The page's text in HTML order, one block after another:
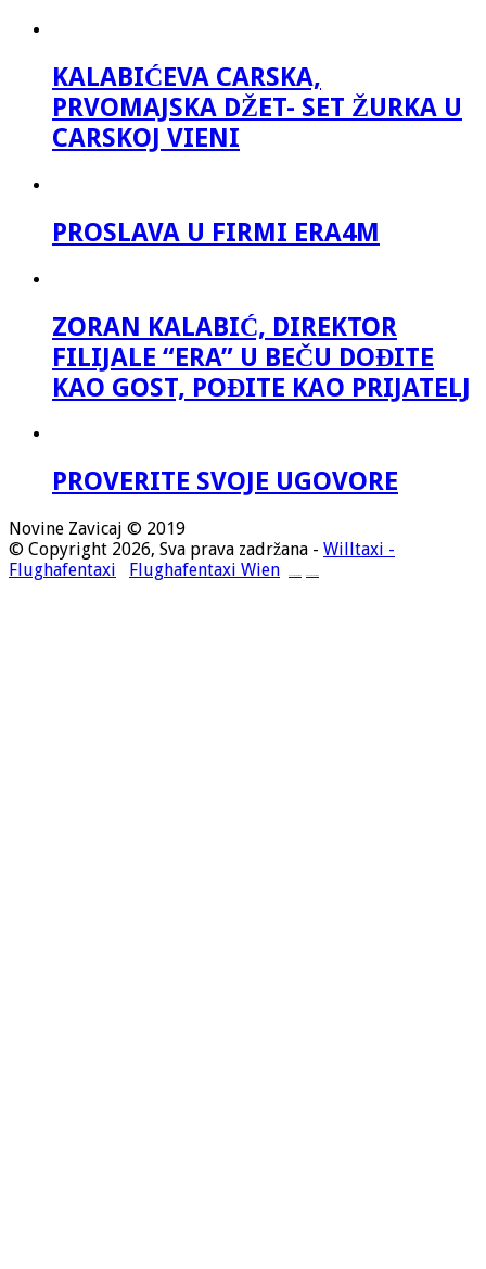
KALABIĆEVA CARSKA,
PRVOMAJSKA DŽET- SET ŽURKA U
CARSKOJ VIENI
PROSLAVA U FIRMI ERA4M
ZORAN KALABIĆ, DIREKTOR
FILIJALE “ERA” U BEČU DOĐITE
KAO GOST, POĐITE KAO PRIJATELJ
PROVERITE SVOJE UGOVORE
Novine Zavicaj © 2019
© Copyright 2026, Sva prava zadržana - Willtaxi -
Flughafentaxi
Flughafentaxi Wien